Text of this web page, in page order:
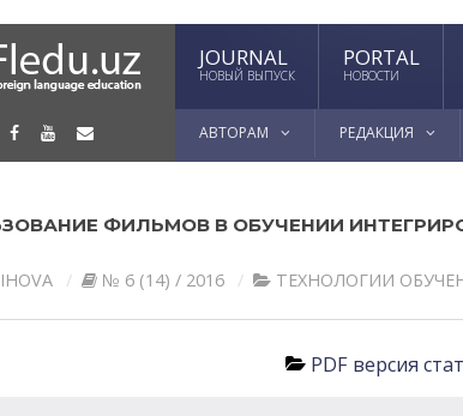
JOURNAL
НОВЫЙ ВЫПУСК
PORTAL
НОВОСТИ
АВТОРАМ РЕДАКЦИЯ
ФИЛЬМОВ В ОБУЧЕНИИ
№ 6 (14) / 2016 ТЕХНОЛОГИИ
PDF версия